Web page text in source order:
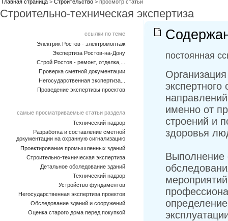
Главная страница > Строительство > просмотр статьи
Строительно-техническая экспертиза
ссылки по теме
Электрик Ростов - электромонтаж
Экспертиза Ростов-на-Дону
Строй Ростов - ремонт, отделка,...
Проверка сметной документации
Негосударственная экспертиза...
Проведение экспертизы проектов
самые просматриваемые статьи раздела
Технический надзор
Разработка и составление сметной
документации на охранную сигнализацию
Проектирование промышленных зданий
Строительно-техническая экспертиза
Детальное обследование зданий
Технический надзор
Устройство фундаментов
Негосударственная экспертиза проектов
Обследование зданий и сооружений
Оценка старого дома перед покупкой
постоянная
именно от
строений и
здоровья
Выполнение